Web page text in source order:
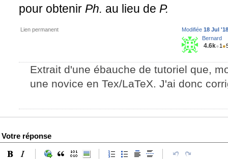
pour obtenir Ph. au lieu de P.
Lien permanent Modifiée 18 Jul
Bernard
4.6k●1 ●
Extrait d'une ébauche de tutoriel que,
une novice en Tex/LaTeX. J'ai donc
Votre réponse